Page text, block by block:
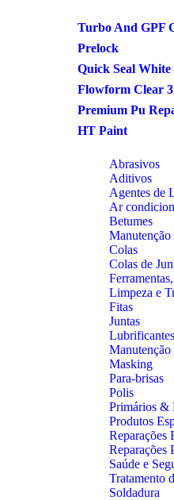
Turbo And GPF
Prelock
Quick Seal White
Flowform Clear
Premium Pu
HT Paint
Abrasivos
Aditivos
Agentes de
Ar
Betumes
Manutenção
Colas
Colas de
Limpeza e
Fitas
Juntas
Manutenção
Masking
Para-brisas
Polis
Primários &
Produtos
Reparações
Reparações
Saúde e
Tratamento
Soldadura